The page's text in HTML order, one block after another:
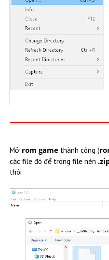
Mở rom game thành công (
các file đó để trong file nén
thôi